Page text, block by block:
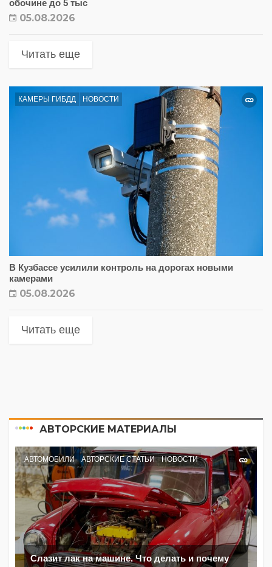
обочине до 5 тыс
05.08.2026
Читать еще
КАМЕРЫ ГИБДД НОВОСТИ
В Кузбассе усилили контроль на дорогах новыми
камерами
05.08.2026
Читать еще
АВТОРСКИЕ МАТЕРИАЛЫ
АВТОМОБИЛИ АВТОРСКИЕ СТАТЬИ НОВОСТИ
Слазит лак на машине. Что делать и почему